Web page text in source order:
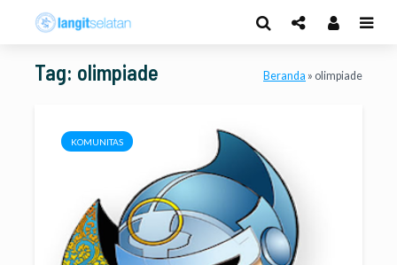
Tag: olimpiade Beranda » olimpiade
KOMUNITAS